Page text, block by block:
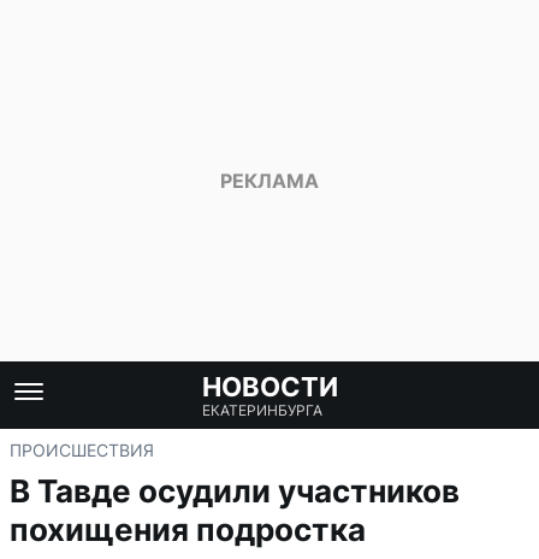
НОВОСТИ
ЕКАТЕРИНБУРГА
ПРОИСШЕСТВИЯ
В Тавде осудили участников
похищения подростка